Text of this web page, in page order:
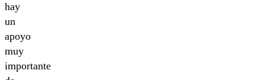
hay
un
apoyo
muy
importante